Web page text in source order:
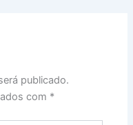
publicado.
com *